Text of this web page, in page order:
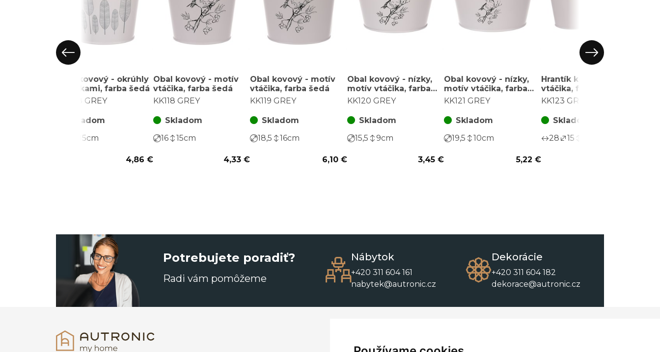
Obal kovový - okrúhly
s pierkami, farba šedá
KK098 GREY
Skladom
15cm
4,86 €
Obal kovový - motív
vtáčika, farba šedá
KK118 GREY
Skladom
16
15cm
4,33 €
Obal kovový - motív
vtáčika, farba šedá
KK119 GREY
Skladom
18,5
16cm
6,10 €
Obal kovový - nízky,
motív vtáčika, farba
šedá
KK120 GREY
Skladom
15,5
9cm
3,45 €
Obal kovový - nízky,
motív vtáčika, farba
šedá
KK121 GREY
Skladom
19,5
10cm
5,22 €
Hrantík kovový - motív
vtáčika, farba šedá
KK123 GREY
Skladom
28
15
Potrebujete poradiť?
Radi vám pomôžeme
Nábytok
+420 311 604 161
nabytek@autronic.cz
Dekorácie
+420 311 604 182
dekorace@autronic.cz
Kontakty